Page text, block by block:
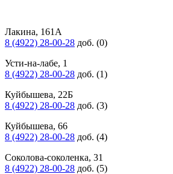
Лакина, 161А
8 (4922) 28-00-28 доб. (0)
Усти-на-лабе, 1
8 (4922) 28-00-28 доб. (1)
Куйбышева, 22Б
8 (4922) 28-00-28 доб. (3)
Куйбышева, 66
8 (4922) 28-00-28 доб. (4)
Соколова-соколенка, 31
8 (4922) 28-00-28 доб. (5)